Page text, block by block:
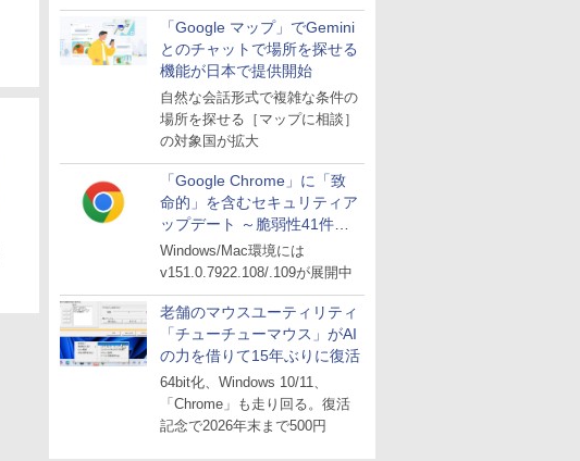
「Google マップ」でGemini
とのチャットで場所を探せる
機能が日本で提供開始
自然な会話形式で複雑な条件の
場所を探せる［マップに相談］
の対象国が拡大
「Google Chrome」に「致
命的」を含むセキュリティア
ップデート ～脆弱性41件に
対処
Windows/Mac環境には
v151.0.7922.108/.109が展開中
老舗のマウスユーティリティ
「チューチューマウス」がAI
の力を借りて15年ぶりに復活
64bit化、Windows 10/11、
「Chrome」も走り回る。復活
記念で2026年末まで500円